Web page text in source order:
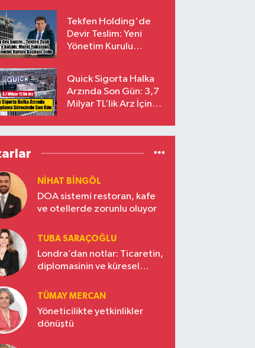
Tekfen Holding'de
Devir Teslim: Yeni
Yönetim Kurulu
Quick Sigorta Halka
Arzında Son Gün: 3,7
Milyar TL’lik Arz İçin
Eriyor
NIHAT BINGÖL
DOA sistemi restoran, kafe
ve otellerde zorunlu oluyor
TUBA SARAÇOĞLU
Londra’dan notlar: Ticaretin,
diplomasinin ve küresel
Türkiye’nin yükselen gücü
TÜMAY MERCAN
Yöneticilikte yetkinlikler
dönüştü